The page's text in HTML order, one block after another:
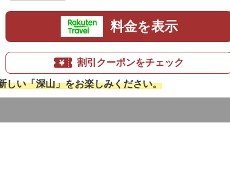
料金を表示
割引クーポンをチェック
しい「深山」をお楽しみください。